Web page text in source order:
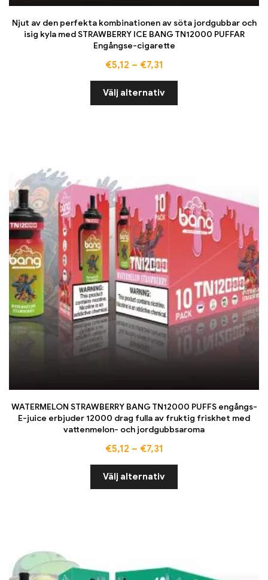
Njut av den perfekta kombinationen av söta jordgubbar och
isig kyla med STRAWBERRY ICE BANG TN12000 PUFFAR
Engångse-cigarette
€5,12 – €7,31
Välj alternativ
WATERMELON STRAWBERRY BANG TN12000 PUFFS engångs-
E-juice erbjuder 12000 drag fulla av fruktig friskhet med
vattenmelon- och jordgubbsaroma
€5,12 – €7,31
Välj alternativ